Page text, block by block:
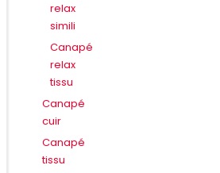
relax
simili
Canapé
relax
tissu
Canapé
cuir
Canapé
tissu